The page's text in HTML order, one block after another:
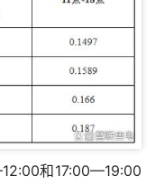
和17:00—19:00